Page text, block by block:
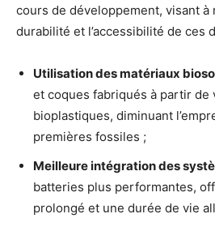
cours de développement, visant à
durabilité et l’accessibilité de ces
Utilisation des matériaux
et coques fabriqués à partir de
bioplastiques, diminuant
premières fossiles ;
Meilleure intégration des
batteries plus performantes,
prolongé et une durée de vie